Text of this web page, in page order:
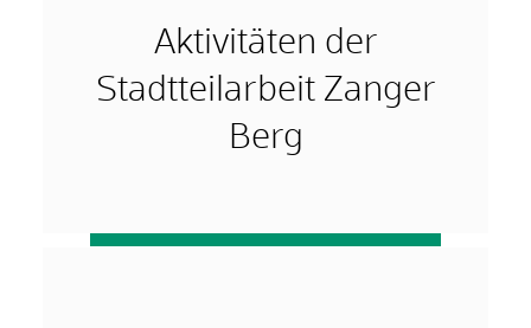
Aktivitäten der
Stadtteilarbeit Zanger
Berg